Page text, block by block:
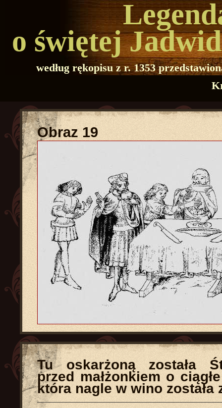
o świętej
według rękopisu z r. 1353
Obraz 19
Tu oskarżoną została
przed małżonkiem o
która nagle w wino została